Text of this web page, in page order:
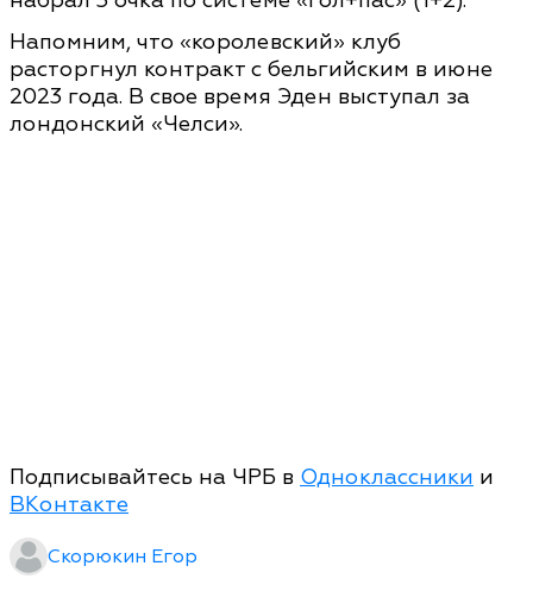
Напомним, что «королевский» клуб
расторгнул контракт с бельгийским в июне
2023 года. В свое время Эден выступал за
лондонский «Челси».
Подписывайтесь на ЧРБ в Одноклассники и
ВКонтакте
Скорюкин Егор